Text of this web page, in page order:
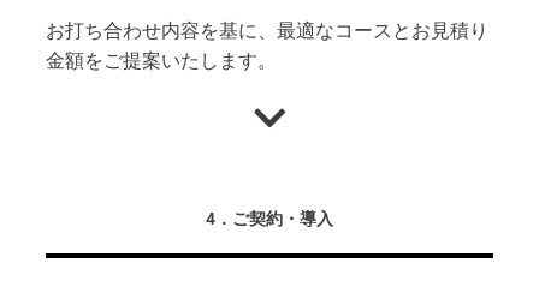
お打ち合わせ内容を基に、最適なコースとお見積り
金額をご提案いたします。
4．ご契約・導入